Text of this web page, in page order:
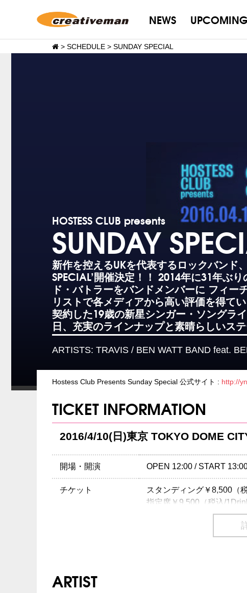
NEWS
> SCHEDULE > SUNDAY SPECIAL
HOSTESS CLUB presents
SUNDAY
新作を控えるUKを代表するロックバンド
SPECIAL’開催決定！！ 2014年に31年ぶ
ド・バトラーをバンドメンバーに フィ
リストで各メディアから高い評価を得て
契約した19歳の新星シンガー・ソングラ
日、充実のラインナップと素晴らしいス
ARTISTS: TRAVIS / BEN WATT BAND feat.
Hostess Club Presents Sunday Special 公式サイト : http://
TICKET INFORMATION
2016/4/10(日)東京 TOKYO DOME
開場・開演 OPEN 12:00 / START
チケット
スタンディング￥8,500（
指定席￥9,500（税込/
ARTIST